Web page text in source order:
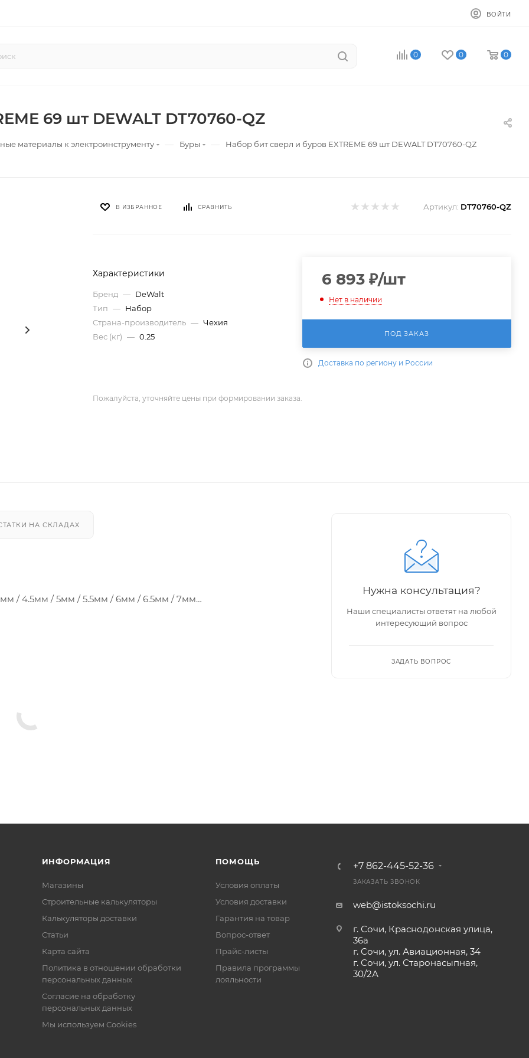
ВОЙТИ
0 0 0
69 шт DEWALT DT70760-QZ
материалы к электроинструменту — Буры — Набор бит сверл и буров EXTREME 69 шт DEWALT DT70760-QZ
В ИЗБРАННОЕ СРАВНИТЬ Артикул: DT70760-QZ
Характеристики
Бренд — DeWalt
Тип — Набор
Страна-производитель — Чехия
Вес (кг) — 0.25
6 893₽/шт
Нет в наличии
ПОД ЗАКАЗ
Доставка по региону и России
Пожалуйста, уточняйте цены при формировании заказа.
НА СКЛАДАХ
/ 4.5мм / 5мм / 5.5мм / 6мм / 6.5мм / 7мм
Нужна консультация?
Наши специалисты ответят на любой
интересующий вопрос
ЗАДАТЬ ВОПРОС
ИНФОРМАЦИЯ
Магазины
Строительные калькуляторы
Калькуляторы доставки
Статьи
Карта сайта
Политика в отношении обработки
персональных данных
Согласие на обработку
персональных данных
Мы используем Cookies
ПОМОЩЬ
Условия оплаты
Условия доставки
Гарантия на товар
Вопрос-ответ
Прайс-листы
Правила программы
лояльности
+7 862-445-52-36
ЗАКАЗАТЬ ЗВОНОК
web@istoksochi.ru
г. Сочи, Краснодонская улица,
36а
г. Сочи, ул. Авиационная, 34
г. Сочи, ул. Старонасыпная,
30/2А